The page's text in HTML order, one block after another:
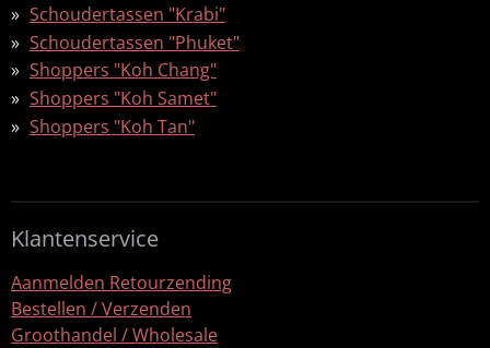
Schoudertassen "Krabi"
Schoudertassen "Phuket"
Shoppers "Koh Chang"
Shoppers "Koh Samet"
Shoppers "Koh Tan"
Klantenservice
Aanmelden Retourzending
Bestellen / Verzenden
Groothandel / Wholesale